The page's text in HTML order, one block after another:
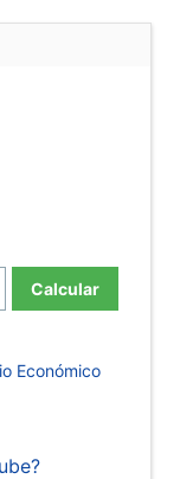
Calcular
Económico